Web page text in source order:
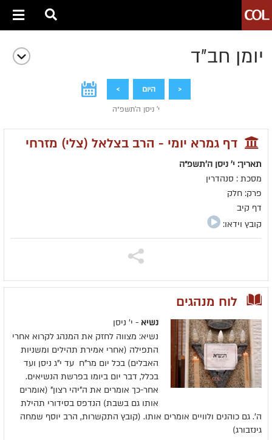
יומן חב״ד
< היום >
י' ניסן ה׳תשפ״ה
דף גמרא יומי - הרב בצלאל (צלי) מזרחי
תאריך: י' ניסן ה׳תשפ״ה
מסכת : סנהדרין
פרק: חלק
דף קיב
קובץ וידאו:
לוח מנהגים
נשיא - י' ניסן
נשיא: מצווה לחזק את המנהג לקרוא אחרי
התפילה (אחרי אמירת תהילים ומשניות
האבלים) בכל יום מר"ח עד י"ג ניסן ועד
בכלל, דבר יום ביומו בפרשת הנשיאים.
אחר-כך אומרים את ה"יהי רצון" (אומרים
אותו גם בשבת) הנדפס בסידורי תהילת
ה'. גם כוהנים ולוויים אומרים אותו. (קובץ התקשרות, הרב יוסף שמחה
גינזבורג)